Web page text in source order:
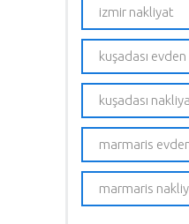
izmir nakliyat
kuşadası
kuşadası
marmaris
marmaris